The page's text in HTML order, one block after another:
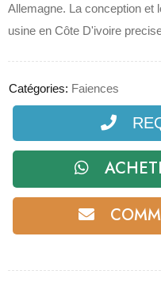
Allemagne. La conception et
usine en Côte D'ivoire
Catégories: Faiences